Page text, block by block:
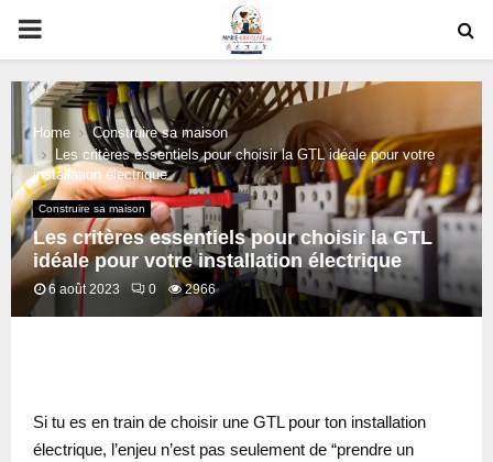
PRIMARY
MENU
Home
Construire sa maison
Les critères essentiels pour choisir la GTL idéale pour votre
installation électrique
Construire sa maison
Les critères essentiels pour choisir la GTL
idéale pour votre installation électrique
6 août 2023 0 2966
Si tu es en train de choisir une GTL pour ton installation
électrique, l’enjeu n’est pas seulement de “prendre un